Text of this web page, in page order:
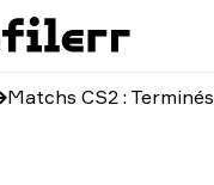
Matchs CS2 : Terminés